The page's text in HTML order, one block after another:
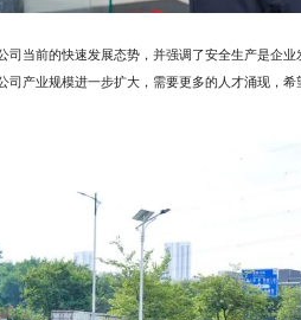
司当前的快速发展态势，并强调了安全生产是企
司产业规模进一步扩大，需要更多的人才涌现，